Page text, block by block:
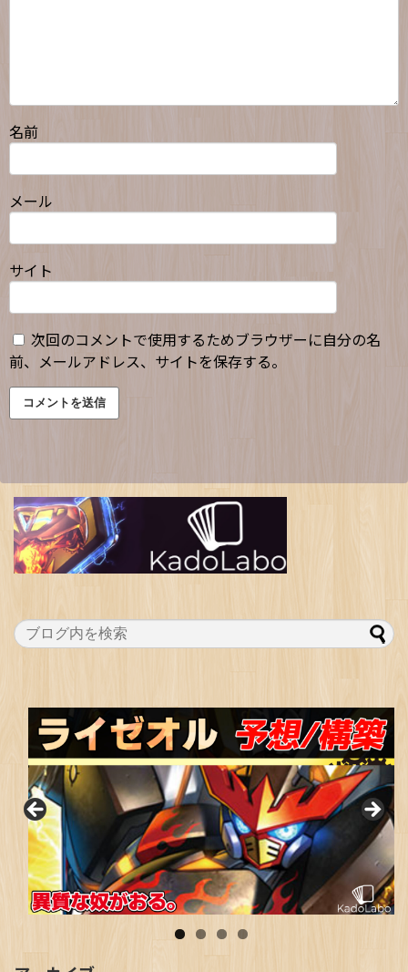
名前
メール
サイト
次回のコメントで使用するためブラウザーに自分の名
前、メールアドレス、サイトを保存する。